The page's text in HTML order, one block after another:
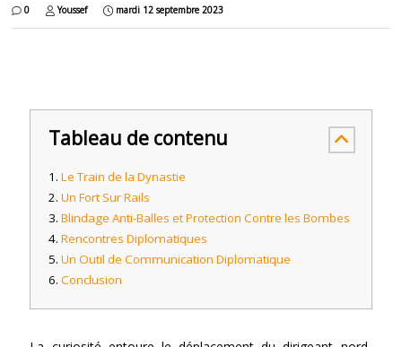
0 Youssef mardi 12 septembre 2023
Tableau de contenu
Le Train de la Dynastie
Un Fort Sur Rails
Blindage Anti-Balles et Protection Contre les Bombes
Rencontres Diplomatiques
Un Outil de Communication Diplomatique
Conclusion